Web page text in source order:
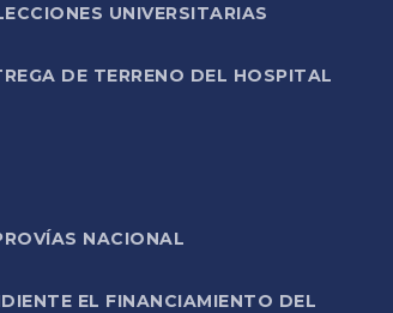
UNIVERSITARIAS
DE TERRENO DEL HOSPITAL
NACIONAL
EL FINANCIAMIENTO DEL